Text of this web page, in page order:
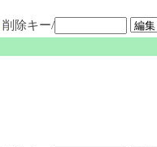
削除キー/